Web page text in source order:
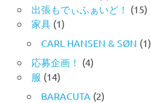
出張もでぃふぁいど！ (15)
家具(1)
CARL HANSEN & SØN (1)
応募企画！ (4)
服 (14)
BARACUTA (2)